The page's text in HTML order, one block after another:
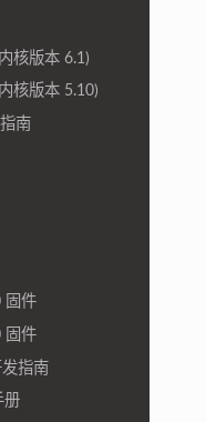
核版本 6.1)
核版本 5.10)
南
固件
固件
指南
册